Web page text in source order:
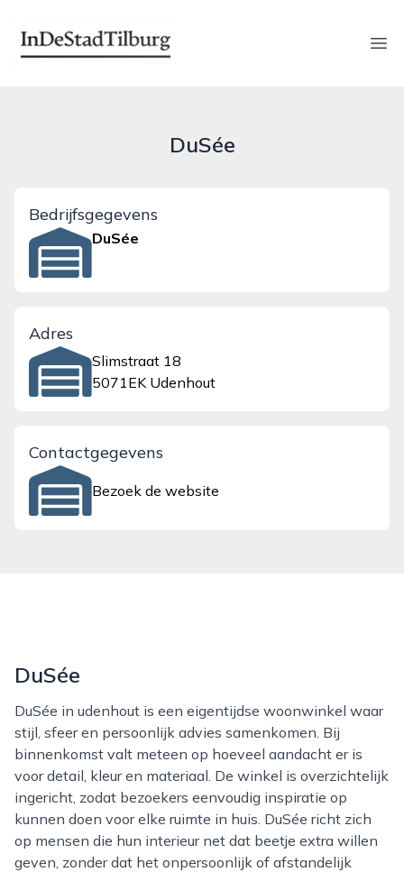
indestadtilburg.nl
DuSée
Bedrijfsgegevens
DuSée
Adres
Slimstraat 18
5071EK Udenhout
Contactgegevens
Bezoek de website
DuSée
DuSée in udenhout is een eigentijdse woonwinkel waar
stijl, sfeer en persoonlijk advies samenkomen. Bij
binnenkomst valt meteen op hoeveel aandacht er is
voor detail, kleur en materiaal. De winkel is overzichtelijk
ingericht, zodat bezoekers eenvoudig inspiratie op
kunnen doen voor elke ruimte in huis. DuSée richt zich
op mensen die hun interieur net dat beetje extra willen
geven, zonder dat het onpersoonlijk of afstandelijk